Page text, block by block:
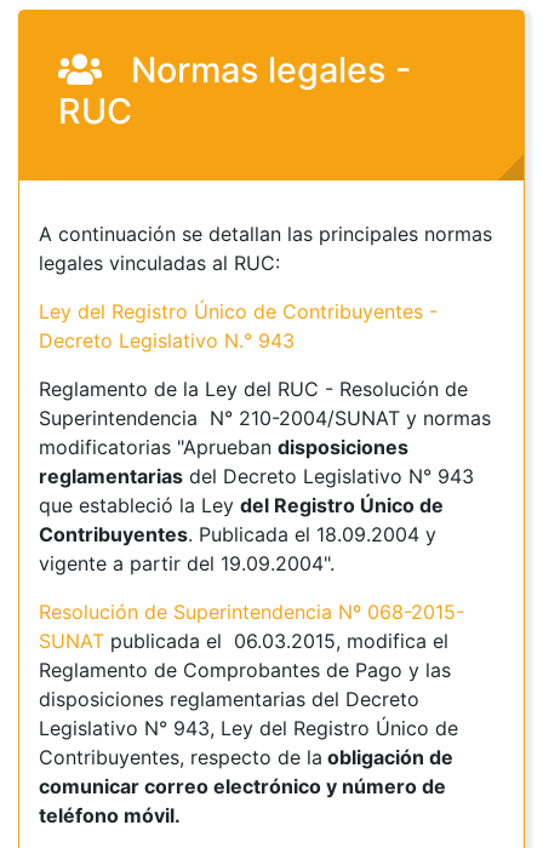
Normas legales -
RUC
A continuación se detallan las principales normas
legales vinculadas al RUC:
Ley del Registro Único de Contribuyentes -
Decreto Legislativo N.° 943
Reglamento de la Ley del RUC - Resolución de
Superintendencia N° 210-2004/SUNAT y normas
modificatorias "Aprueban disposiciones
reglamentarias del Decreto Legislativo N° 943
que estableció la Ley del Registro Único de
Contribuyentes. Publicada el 18.09.2004 y
vigente a partir del 19.09.2004".
Resolución de Superintendencia Nº 068-2015-
SUNAT publicada el 06.03.2015, modifica el
Reglamento de Comprobantes de Pago y las
disposiciones reglamentarias del Decreto
Legislativo N° 943, Ley del Registro Único de
Contribuyentes, respecto de la obligación de
comunicar correo electrónico y número de
teléfono móvil.